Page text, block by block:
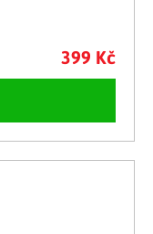
399 Kč